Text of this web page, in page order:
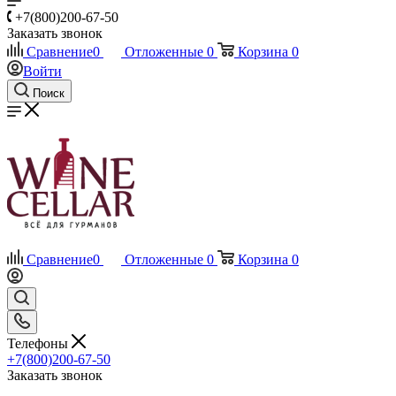
+7(800)200-67-50
Заказать звонок
Сравнение0 Отложенные 0 Корзина 0
Войти
Поиск
Сравнение0 Отложенные 0 Корзина 0
Телефоны
+7(800)200-67-50
Заказать звонок